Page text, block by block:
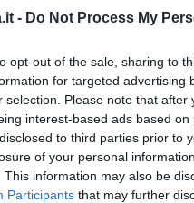
- Do Not Process My
opt-out of the sale, sharing to
for targeted advertising
selection. Please note that
interest-based ads based
to third parties prior to
of your personal
This information may also be
Participants that may further
sola fetta
extravergine